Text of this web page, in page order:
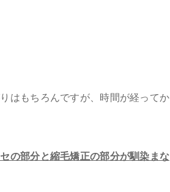
はもちろんですが、時間が経ってか
の部分と縮毛矯正の部分が馴染まな